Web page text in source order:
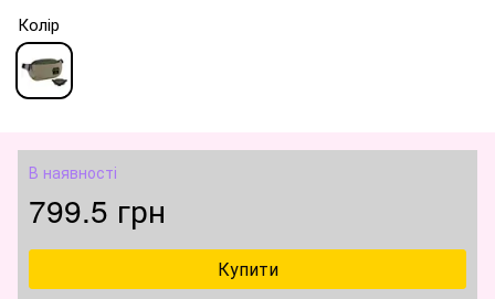
Колір
В наявності
799.5 грн
Купити